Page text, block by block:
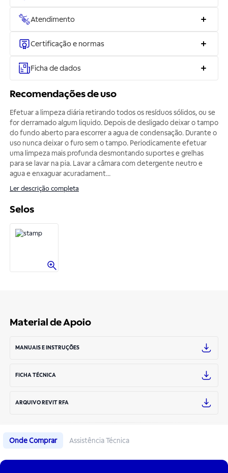
Atendimento
Certificação e normas
Ficha de dados
Recomendações de uso
Efetuar a limpeza diária retirando todos os resíduos sólidos, ou se
for derramado algum liquido. Depois de desligado deixar o tampo
do fundo aberto para escorrer a agua de condensação. Durante o
uso nunca deixar o furo sem o tampo. Periodicamente efetuar
uma limpeza mais profunda desmontando suportes e grelhas
para se lavar na pia. Lavar a câmara com detergente neutro e
agua e enxaguar acuradament...
Ler descrição completa
Selos
Material de Apoio
MANUAIS E INSTRUÇÕES
FICHA TÉCNICA
ARQUIVO REVIT RFA
Onde Comprar Assistência Técnica